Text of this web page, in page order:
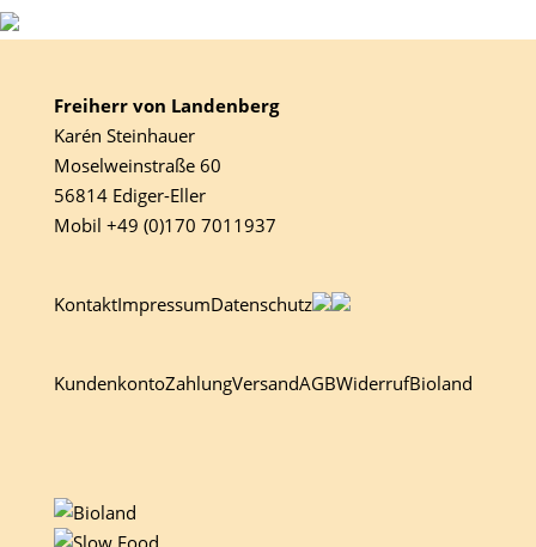
Freiherr von Landenberg
Karén Steinhauer
Moselweinstraße 60
56814 Ediger-Eller
Mobil +49 (0)170 7011937
KontaktImpressumDatenschutz
KundenkontoZahlungVersandAGBWiderrufBioland